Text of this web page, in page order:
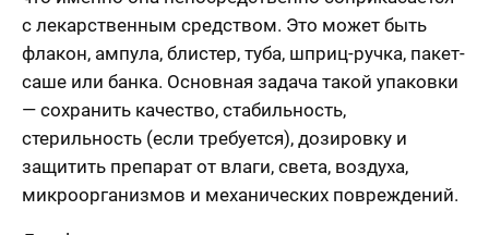
с лекарственным средством. Это может быть
флакон, ампула, блистер, туба, шприц-ручка, пакет-
саше или банка. Основная задача такой упаковки
— сохранить качество, стабильность,
стерильность (если требуется), дозировку и
защитить препарат от влаги, света, воздуха,
микроорганизмов и механических повреждений.